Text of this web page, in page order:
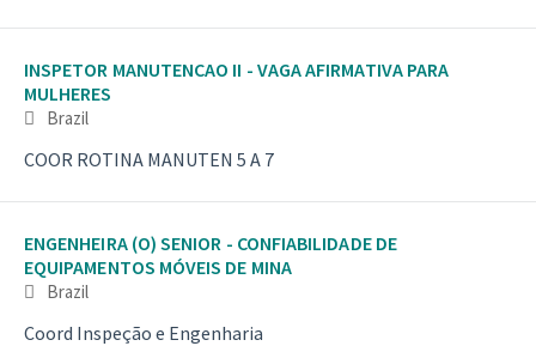
INSPETOR MANUTENCAO II - VAGA AFIRMATIVA PARA
MULHERES
Brazil
COOR ROTINA MANUTEN 5 A 7
ENGENHEIRA (O) SENIOR - CONFIABILIDADE DE
EQUIPAMENTOS MÓVEIS DE MINA
Brazil
Coord Inspeção e Engenharia